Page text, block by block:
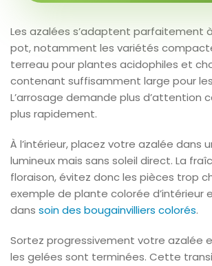
Les azalées s’adaptent parfaitement
pot, notamment les variétés
terreau pour plantes acidophiles et
contenant suffisamment large pour
L’arrosage demande plus d’attention
plus rapidement.
À l’intérieur, placez votre azalée dans
lumineux mais sans soleil direct. La
floraison, évitez donc les pièces trop
exemple de plante colorée d’intérieur
dans soin des bougainvilliers colorés.
Sortez progressivement votre azalée
les gelées sont terminées. Cette